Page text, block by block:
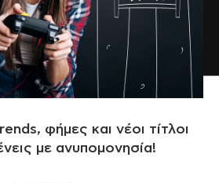
φήμες και νέοι τίτλοι
με ανυπομονησία!